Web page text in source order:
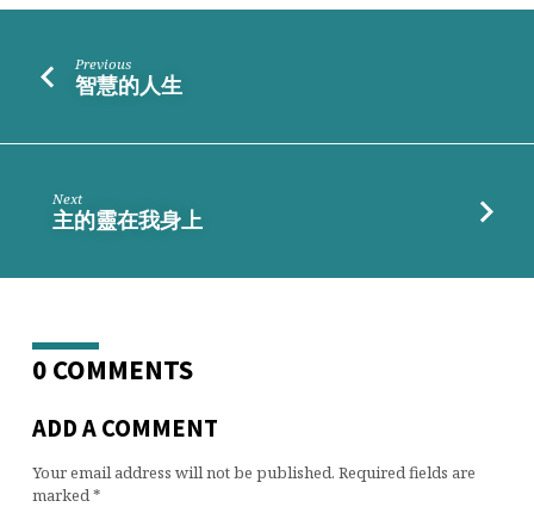
光
Previous
智慧的人生
Next
主的靈在我身上
0 COMMENTS
ADD A COMMENT
Your email address will not be published. Required fields are
marked*